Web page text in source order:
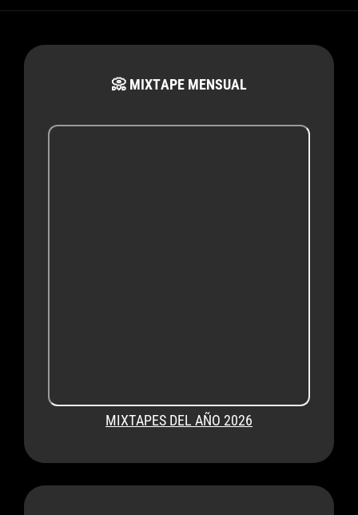
📀 MIXTAPE MENSUAL
MIXTAPES DEL AÑO 2026